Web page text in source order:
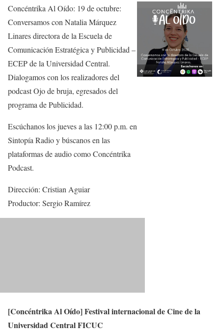
Concéntrika Al Oído: 19 de octubre:
Conversamos con Natalia Márquez
Linares directora de la Escuela de
Comunicación Estratégica y Publicidad –
ECEP de la Universidad Central.
Dialogamos con los realizadores del
podcast Ojo de bruja, egresados del
programa de Publicidad.
Escúchanos los jueves a las 12:00 p.m. en
Sintopía Radio y búscanos en las
plataformas de audio como Concéntrika
Podcast.
Dirección: Cristian Aguiar
Productor: Sergio Ramírez
[Concéntrika Al Oído] Festival internacional de Cine de la
Universidad Central FICUC